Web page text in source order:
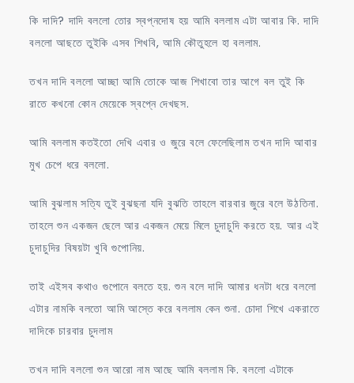
কি দাদি? দাদি বললো তোর স্বপ্নদোষ হয় আমি বললাম এটা আবার কি. দাদি
বললো আছতে তুইকি এসব শিখবি, আমি কৌতুহলে হা বললাম.
তখন দাদি বললো আচ্ছা আমি তোকে আজ শিখাবো তার আগে বল তুই কি
রাতে কখনো কোন মেয়েকে স্বপ্নে দেখছস.
আমি বললাম কতইতো দেখি এবার ও জুরে বলে ফেলেছিলাম তখন দাদি আবার
মুখ চেপে ধরে বললো.
আমি বুঝলাম সত্যি তুই বুঝছনা যদি বুঝতি তাহলে বারবার জুরে বলে উঠতিনা.
তাহলে শুন একজন ছেলে আর একজন মেয়ে মিলে চুদাচুদি করতে হয়. আর এই
চুদাচুদির বিষয়টা খুবি গুপোনিয়.
তাই এইসব কথাও গুপোনে বলতে হয়. শুন বলে দাদি আমার ধনটা ধরে বললো
এটার নামকি বলতো আমি আস্তে করে বললাম কেন শুনা. চোদা শিখে একরাতে
দাদিকে চারবার চুদলাম
তখন দাদি বললো শুন আরো নাম আছে আমি বললাম কি. বললো এটাকে